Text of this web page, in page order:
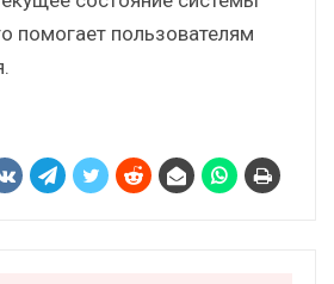
помогает пользователям